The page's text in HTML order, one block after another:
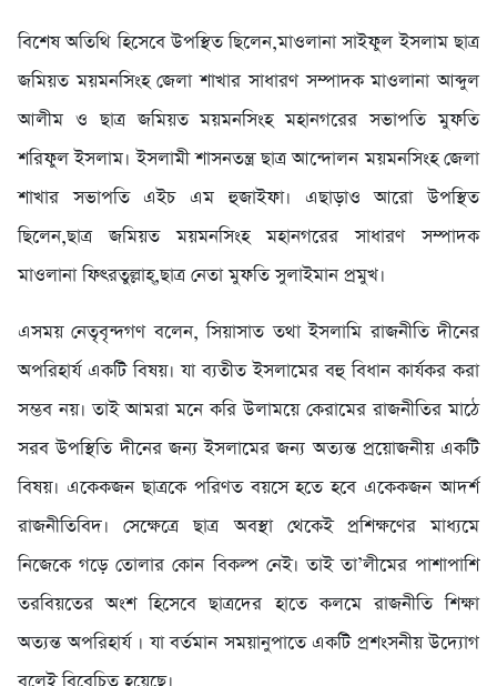
বিশেষ অতিথি হিসেবে উপস্থিত ছিলেন,মাওলানা সাইফুল ইসলাম ছাত্র
জমিয়ত ময়মনসিংহ জেলা শাখার সাধারণ সম্পাদক মাওলানা আব্দুল
আলীম ও ছাত্র জমিয়ত ময়মনসিংহ মহানগরের সভাপতি মুফতি
শরিফুল ইসলাম। ইসলামী শাসনতন্ত্র ছাত্র আন্দোলন ময়মনসিংহ জেলা
শাখার সভাপতি এইচ এম হুজাইফা। এছাড়াও আরো উপস্থিত
ছিলেন,ছাত্র জমিয়ত ময়মনসিংহ মহানগরের সাধারণ সম্পাদক
মাওলানা ফিৎরতুল্লাহ্,ছাত্র নেতা মুফতি সুলাইমান প্রমুখ।
এসময় নেতৃবৃন্দগণ বলেন, সিয়াসাত তথা ইসলামি রাজনীতি দীনের
অপরিহার্য একটি বিষয়। যা ব্যতীত ইসলামের বহু বিধান কার্যকর করা
সম্ভব নয়। তাই আমরা মনে করি উলাময়ে কেরামের রাজনীতির মাঠে
সরব উপস্থিতি দীনের জন্য ইসলামের জন্য অত্যন্ত প্রয়োজনীয় একটি
বিষয়। একেকজন ছাত্রকে পরিণত বয়সে হতে হবে একেকজন আদর্শ
রাজনীতিবিদ। সেক্ষেত্রে ছাত্র অবস্থা থেকেই প্রশিক্ষণের মাধ্যমে
নিজেকে গড়ে তোলার কোন বিকল্প নেই। তাই তা’লীমের পাশাপাশি
তরবিয়তের অংশ হিসেবে ছাত্রদের হাতে কলমে রাজনীতি শিক্ষা
অত্যন্ত অপরিহার্য । যা বর্তমান সময়ানুপাতে একটি প্রশংসনীয় উদ্যোগ